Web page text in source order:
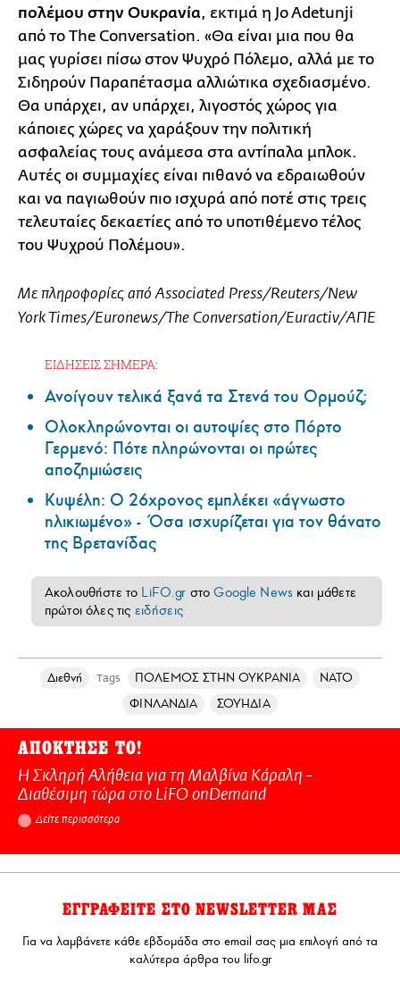
πολέμου στην Ουκρανία, εκτιμά η Jo Adetunji
από το The Conversation. «Θα είναι μια που θα
μας γυρίσει πίσω στον Ψυχρό Πόλεμο, αλλά με το
Σιδηρούν Παραπέτασμα αλλιώτικα σχεδιασμένο.
Θα υπάρχει, αν υπάρχει, λιγοστός χώρος για
κάποιες χώρες να χαράξουν την πολιτική
ασφαλείας τους ανάμεσα στα αντίπαλα μπλοκ.
Αυτές οι συμμαχίες είναι πιθανό να εδραιωθούν
και να παγιωθούν πιο ισχυρά από ποτέ στις τρεις
τελευταίες δεκαετίες από το υποτιθέμενο τέλος
του Ψυχρού Πολέμου».
Με πληροφορίες από Associated Press/Reuters/New
York Times/Euronews/The Conversation/Euractiv/ΑΠΕ
ΕΙΔΗΣΕΙΣ ΣΗΜΕΡΑ:
Ανοίγουν τελικά ξανά τα Στενά του Ορμούζ;
Ολοκληρώνονται οι αυτοψίες στο Πόρτο
Γερμενό: Πότε πληρώνονται οι πρώτες
αποζημιώσεις
Κυψέλη: Ο 26χρονος εμπλέκει «άγνωστο
ηλικιωμένο» - Όσα ισχυρίζεται για τον θάνατο
της Βρετανίδας
Ακολουθήστε το LiFO.gr στοGoogle News και μάθετε
πρώτοι όλες τις ειδήσεις
Διεθνή Tags ΠΟΛΕΜΟΣ ΣΤΗΝ ΟΥΚΡΑΝΙΑ
ΝΑΤΟ
ΦΙΝΛΑΝΔΙΑ
ΣΟΥΗΔΙΑ
ΑΠΟΚΤΗΣΕ ΤΟ!
Η Σκληρή Αλήθεια για τη Μαλβίνα Κάραλη -
Διαθέσιμη τώρα στo LiFO onDemand
Δείτε περισσότερα
ΕΓΓΡΑΦΕΙΤΕ ΣΤΟ NEWSLETTER ΜΑΣ
Για να λαμβάνετε κάθε εβδομάδα στο email σας μια επιλογή από τα
καλύτερα άρθρα του lifo.gr